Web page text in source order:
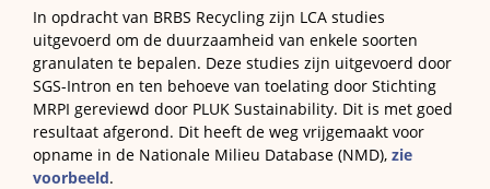
In opdracht van BRBS Recycling zijn LCA studies
uitgevoerd om de duurzaamheid van enkele soorten
granulaten te bepalen. Deze studies zijn uitgevoerd door
SGS-Intron en ten behoeve van toelating door Stichting
MRPI gereviewd door PLUK Sustainability. Dit is met goed
resultaat afgerond. Dit heeft de weg vrijgemaakt voor
opname in de Nationale Milieu Database (NMD), zie
voorbeeld.